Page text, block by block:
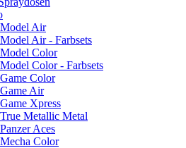
Air
Air - Farbsets
Color
Color - Farbsets
Color
Air
Xpress
Metallic Metal
Aces
Color